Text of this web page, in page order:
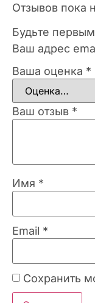
Отзывов пока
Будьте
Ваш адрес
Ваша оценка *
Ваш отзыв *
Имя *
Email *
Сохранить